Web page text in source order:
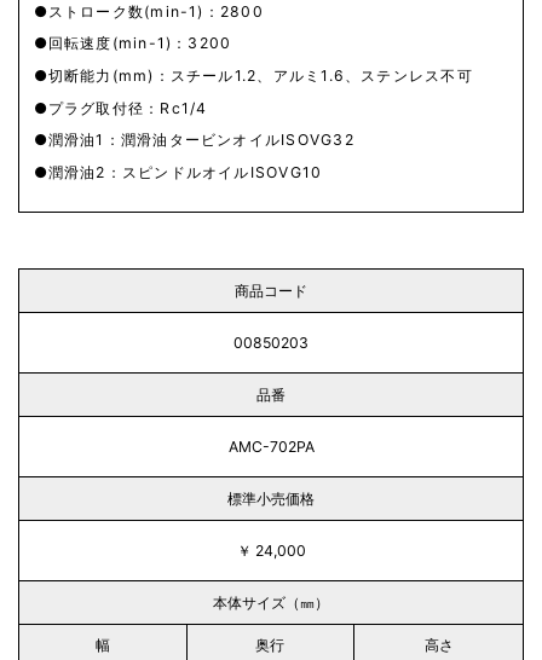
ストローク数(min-1)：2800
回転速度(min-1)：3200
切断能力(mm)：スチール1.2、アルミ1.6、ステンレス不可
プラグ取付径：Rc1/4
潤滑油1：潤滑油タービンオイルISOVG32
潤滑油2：スピンドルオイルISOVG10
商品コード
00850203
品番
AMC-702PA
標準小売価格
￥ 24,000
本体サイズ（㎜）
幅 奥行 高さ